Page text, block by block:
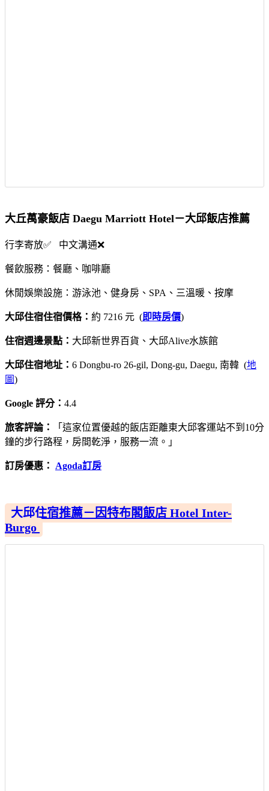
大丘萬豪飯店 Daegu Marriott Hotel－大邱飯店推薦
行李寄放✅ 中文溝通❌
餐飲服務：餐廳、咖啡廳
休閒娛樂設施：游泳池、健身房、SPA、三溫暖、按摩
大邱住宿住宿價格： 約 7216 元 (即時房價)
住宿週邊景點： 大邱新世界百貨、大邱Alive水族館
大邱住宿地址： 6 Dongbu-ro 26-gil, Dong-gu, Daegu, 南韓 (地
圖)
Google 評分： 4.4
旅客評論：
「這家位置優越的飯店距離東大邱客運站不到10分
鐘的步行路程，房間乾淨，服務一流。」
訂房優惠： Agoda訂房
大邱住宿推薦－因特布閣飯店 Hotel Inter-
Burgo